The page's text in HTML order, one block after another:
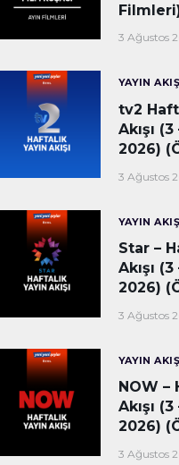
3 Ağustos
YAYIN
tv2
Akışı
2026)
3 Ağustos
YAYIN
Star –
Akışı
2026)
3 Ağustos
YAYIN
NOW –
Akışı
2026)
3 Ağustos